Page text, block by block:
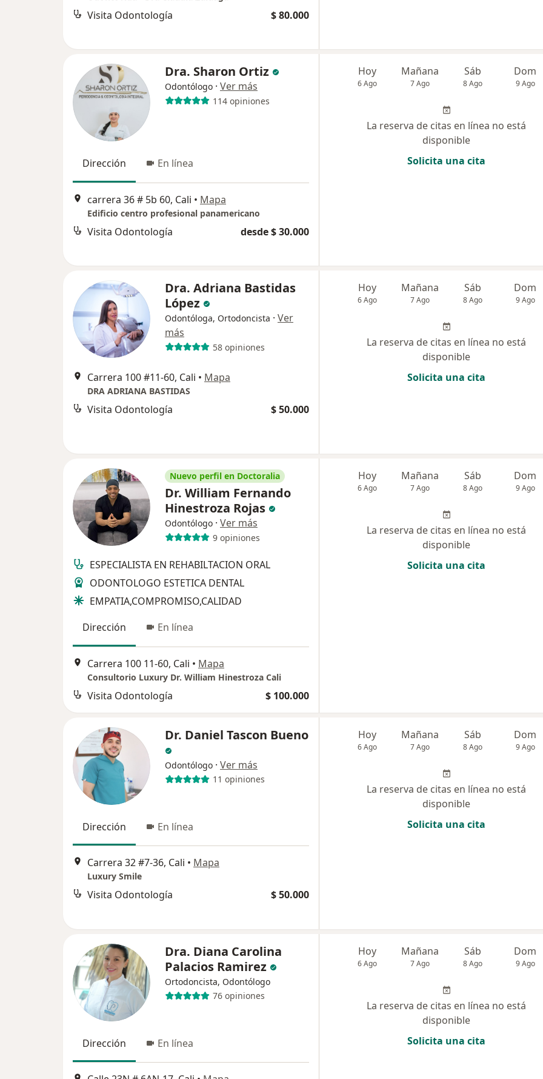
Visita Odontología $ 80.000
Dra. Sharon Ortiz
Odontólogo · Ver más
114 opiniones
Dirección En línea
carrera 36 # 5b 60, Cali • Mapa
Edificio centro profesional panamericano
Visita Odontología desde $ 30.000
Hoy
6 Ago
Mañana
7 Ago
Sáb
8 Ago
Dom
9 Ago
La reserva de citas en línea no está
disponible
Solicita una cita
Dra. Adriana Bastidas
López
Odontóloga, Ortodoncista · Ver
más
58 opiniones
Carrera 100 #11-60, Cali • Mapa
DRA ADRIANA BASTIDAS
Visita Odontología $ 50.000
Hoy
6 Ago
Mañana
7 Ago
Sáb
8 Ago
Dom
9 Ago
La reserva de citas en línea no está
disponible
Solicita una cita
Nuevo perfil en Doctoralia
Dr. William Fernando
Hinestroza Rojas
Odontólogo · Ver más
9 opiniones
ESPECIALISTA EN REHABILTACION ORAL
ODONTOLOGO ESTETICA DENTAL
EMPATIA,COMPROMISO,CALIDAD
Dirección
En línea
Carrera 100 11-60, Cali • Mapa
Consultorio Luxury Dr. William Hinestroza Cali
Visita Odontología $ 100.000
Hoy
6 Ago
Mañana
7 Ago
Sáb
8 Ago
Dom
9 Ago
La reserva de citas en línea no está
disponible
Solicita una cita
Dr. Daniel Tascon Bueno
Odontólogo · Ver más
11 opiniones
Dirección En línea
Carrera 32 #7-36, Cali • Mapa
Luxury Smile
Visita Odontología $ 50.000
Hoy
6 Ago
Mañana
7 Ago
Sáb
8 Ago
Dom
9 Ago
La reserva de citas en línea no está
disponible
Solicita una cita
Dra. Diana Carolina
Palacios Ramirez
Ortodoncista, Odontólogo
76 opiniones
Dirección En línea
Hoy
6 Ago
Mañana
7 Ago
Sáb
8 Ago
Dom
9 Ago
La reserva de citas en línea no está
disponible
Solicita una cita